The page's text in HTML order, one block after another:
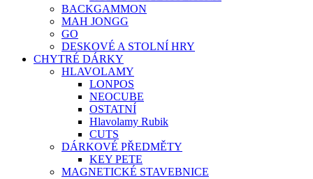
BACKGAMMON
MAH JONGG
GO
DESKOVÉ A STOLNÍ HRY
CHYTRÉ DÁRKY
HLAVOLAMY
LONPOS
NEOCUBE
OSTATNÍ
Hlavolamy Rubik
CUTS
DÁRKOVÉ PŘEDMĚTY
KEY PETE
MAGNETICKÉ STAVEBNICE